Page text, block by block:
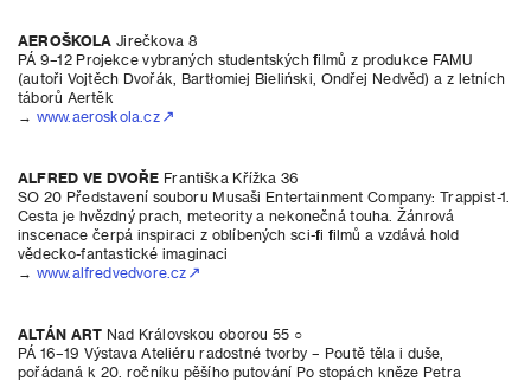
AEROŠKOLAJirečkova 8
PÁ 9–12 Projekce vybraných studentských filmů z produkce FAMU
(autoři Vojtěch Dvořák, Bartłomiej Bieliński, Ondřej Nedvěd) a z letních
táborů Aertěk
→ www.aeroskola.cz
ALFRED VE DVOŘE Františka Křížka 36
SO 20 Představení souboru Musaši Entertainment Company: Trappist-1.
Cesta je hvězdný prach, meteority a nekonečná touha. Žánrová
inscenace čerpá inspiraci z oblíbených sci-fi filmů a vzdává hold
vědecko-fantastické imaginaci
→ www.alfredvedvore.cz
ALTÁN ART Nad Královskou oborou 55 ○
PÁ 16–19 Výstava Ateliéru radostné tvorby – Poutě těla i duše,
pořádaná k 20. ročníku pěšího putování Po stopách kněze Petra